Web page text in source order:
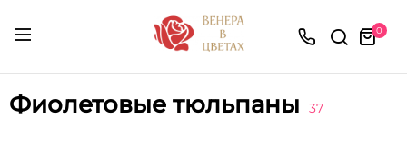
0
Фиолетовые тюльпаны 37